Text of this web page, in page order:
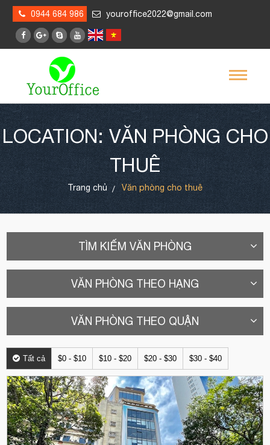
0944 684 986 youroffice2022@gmail.com
LOCATION: VĂN PHÒNG CHO
THUÊ
Trang chủ Văn phòng cho thuê
TÌM KIẾM VĂN PHÒNG
VĂN PHÒNG THEO HẠNG
VĂN PHÒNG THEO QUẬN
Tất cả $0 - $10 $10 - $20 $20 - $30 $30 - $40